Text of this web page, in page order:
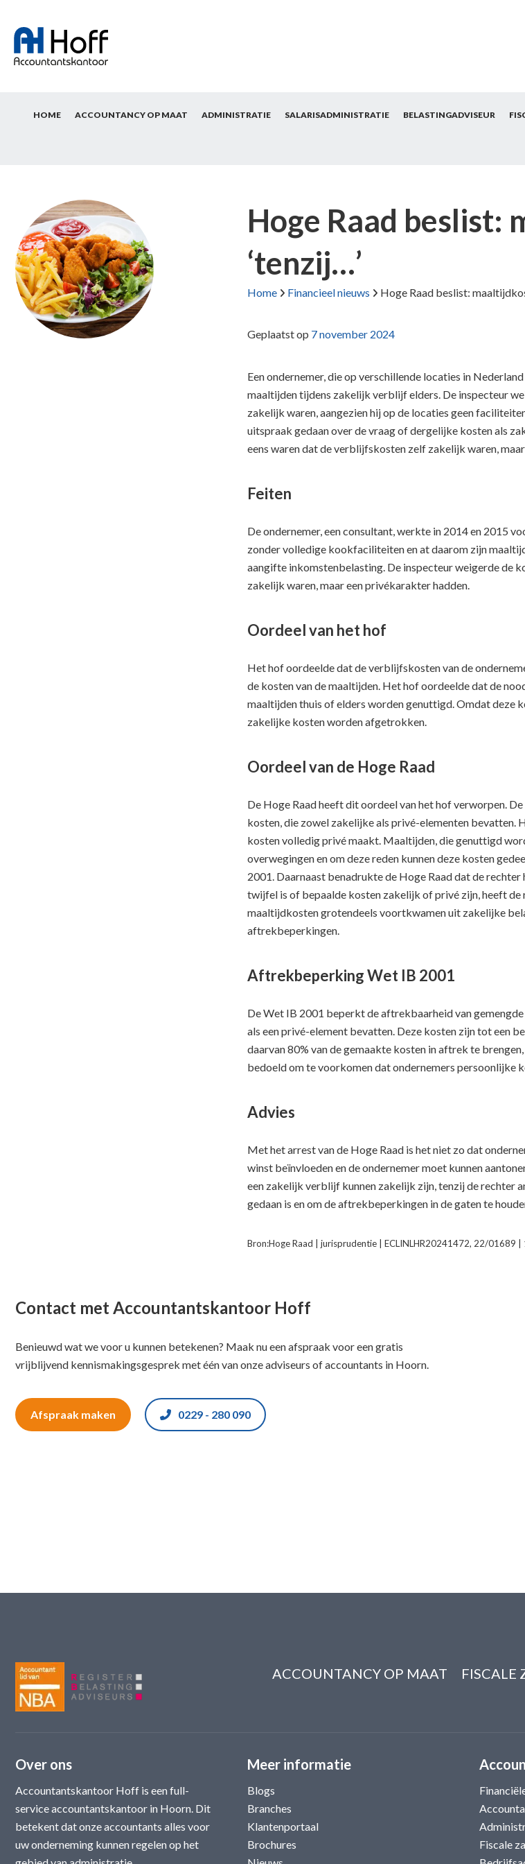
HOME ACCOUNTANCY OP MAAT ADMINISTRATIE SALARISADMINISTRATIE BELASTINGADVISEUR
Hoge Raad beslist:
‘tenzij…’
Home Financieel nieuws Hoge Raad beslist:
Geplaatst op 7 november 2024
Een ondernemer, die op verschillende locaties in
maaltijden tijdens zakelijk verblijf elders. De inspecteur
zakelijk waren, aangezien hij op de locaties geen
uitspraak gedaan over de vraag of dergelijke kosten als
eens waren dat de verblijfskosten zelf zakelijk waren,
Feiten
De ondernemer, een consultant, werkte in 2014 en 2015
zonder volledige kookfaciliteiten en at daarom zijn
aangifte inkomstenbelasting. De inspecteur weigerde de
zakelijk waren, maar een privékarakter hadden.
Oordeel van het hof
Het hof oordeelde dat de verblijfskosten van de
de kosten van de maaltijden. Het hof oordeelde dat de
maaltijden thuis of elders worden genuttigd. Omdat deze
zakelijke kosten worden afgetrokken.
Oordeel van de Hoge Raad
De Hoge Raad heeft dit oordeel van het hof verworpen.
kosten, die zowel zakelijke als privé-elementen bevatten.
kosten volledig privé maakt. Maaltijden, die genuttigd
overwegingen en om deze reden kunnen deze kosten
2001. Daarnaast benadrukte de Hoge Raad dat de
twijfel is of bepaalde kosten zakelijk of privé zijn, heeft
maaltijdkosten grotendeels voortkwamen uit zakelijke
aftrekbeperkingen.
Aftrekbeperking Wet IB 2001
De Wet IB 2001 beperkt de aftrekbaarheid van
als een privé-element bevatten. Deze kosten zijn tot een
daarvan 80% van de gemaakte kosten in aftrek te
bedoeld om te voorkomen dat ondernemers persoonlijke
Advies
Met het arrest van de Hoge Raad is het niet zo dat
winst beïnvloeden en de ondernemer moet kunnen
een zakelijk verblijf kunnen zakelijk zijn, tenzij de rechter
gedaan is en om de aftrekbeperkingen in de gaten te
Bron:Hoge Raad | jurisprudentie | ECLINLHR20241472, 22/01689
Contact met Accountantskantoor Hoff
Benieuwd wat we voor u kunnen betekenen? Maak nu een afspraak voor een gratis
vrijblijvend kennismakingsgesprek met één van onze adviseurs of accountants in Hoorn.
Afspraak maken 0229 - 280 090
ACCOUNTANCY OP MAAT FISCALE
Over ons
Accountantskantoor Hoff is een full-
service accountantskantoor in Hoorn. Dit
betekent dat onze accountants alles voor
uw onderneming kunnen regelen op het
Meer informatie
Blogs
Branches
Klantenportaal
Brochures
Fiscale